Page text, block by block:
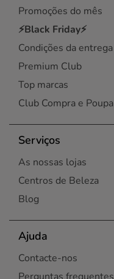
Promoções do mês
⚡Black Friday⚡
Condições da entrega
Premium Club
Top marcas
Club Compra e Poupa
Serviços
As nossas lojas
Centros de Beleza
Blog
Ajuda
Contacte-nos